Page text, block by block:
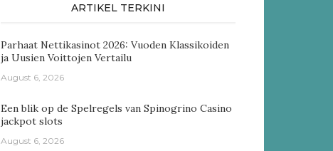
ARTIKEL TERKINI
Parhaat Nettikasinot 2026: Vuoden Klassikoiden
ja Uusien Voittojen Vertailu
August 6, 2026
Een blik op de Spelregels van Spinogrino Casino
jackpot slots
August 6, 2026